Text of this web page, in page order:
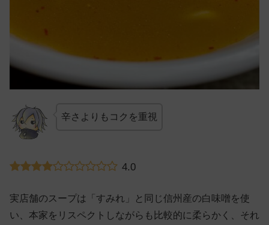
辛さよりもコクを重視
4.0
実店舗のスープは「すみれ」と同じ信州産の白味噌を使
い、本家をリスペクトしながらも比較的に柔らかく、それ